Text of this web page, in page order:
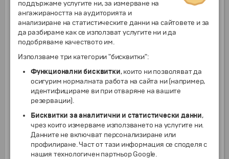
и фауна на региона. Тук е единственото място в
Исландия, където дивите елени се срещат
свободно в естествената си среда. Лятото този
район често се радва на най-доброто време в
Исландия, докато през зимата мъглата добавя
мистична атмосфера към планинските
малък рибарски град, известен с пресните
омари и красивата си морска панорама.
Свободно време илипо желание и срещу
допълнително заплащане:
джипове до подножието на ледника
Ватнайокутл– най-големият ледник в Европа
(около 3-4 часа). Приключението включва
сафари с високопланински джип, преход по
снега, панорамни гледки към ледника и
поддържаме услугите ни, за измерване на
ангажираността на аудиторията и
анализиране на статистическите данни на сайтовете и за
да разбираме как се използват услугите ни и да
подобряваме качеството им.
Използваме три категории "бисквитки":
Функционални бисквитки, които ни позволяват да
осигурим нормалната работа на сайта ни (например,
идентифицираме ви при отваряне на вашите
резервации).
Бисквитки за аналитични и статистически данни,
чрез които измерваме използването на услугите ни.
Данните не включват персонализиране или
профилиране. Част от тази информация се споделя с
нашия технологичен партньор Google.